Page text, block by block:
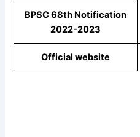
BPSC 68th Notification
2022-2023
Official website